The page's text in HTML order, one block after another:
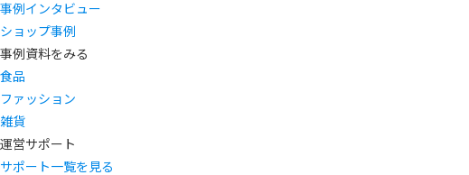
事例インタビュー
ショップ事例
事例資料をみる
食品
ファッション
雑貨
運営サポート
サポート一覧を見る